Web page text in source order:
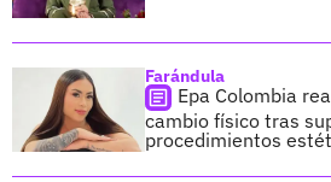
Farándula
Epa Colombia
cambio físico tras
procedimientos